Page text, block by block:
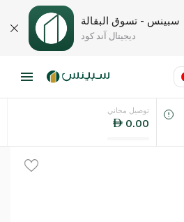
سبينس - تسوق البقالة
ديجيتال آند كود
اللغةتوصيل مجاني
0.00